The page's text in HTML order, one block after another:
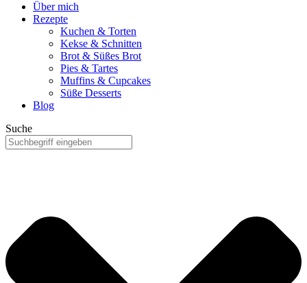
Über mich
Rezepte
Kuchen & Torten
Kekse & Schnitten
Brot & Süßes Brot
Pies & Tartes
Muffins & Cupcakes
Süße Desserts
Blog
Suche